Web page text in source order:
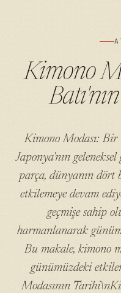
Kimono
Kimono Modası: Bir
Japonya'nın
parça, dünyanın dört
etkilemeye devam
geçmişe sahip
harmanlanarak
Bu makale, kimono
günümüzdeki
Modasının